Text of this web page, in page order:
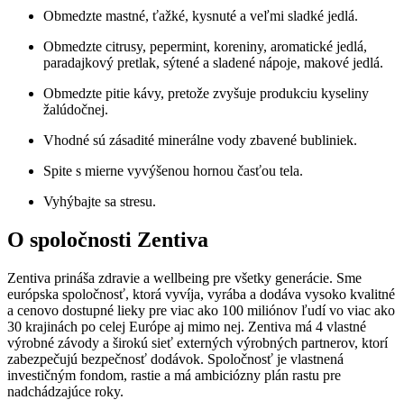
Obmedzte mastné, ťažké, kysnuté a veľmi sladké jedlá.
Obmedzte citrusy, pepermint, koreniny, aromatické jedlá,
paradajkový pretlak, sýtené a sladené nápoje, makové jedlá.
Obmedzte pitie kávy, pretože zvyšuje produkciu kyseliny
žalúdočnej.
Vhodné sú zásadité minerálne vody zbavené bubliniek.
Spite s mierne vyvýšenou hornou časťou tela.
Vyhýbajte sa stresu.
O spoločnosti Zentiva
Zentiva prináša zdravie a wellbeing pre všetky generácie. Sme
európska spoločnosť, ktorá vyvíja, vyrába a dodáva vysoko kvalitné
a cenovo dostupné lieky pre viac ako 100 miliónov ľudí vo viac ako
30 krajinách po celej Európe aj mimo nej. Zentiva má 4 vlastné
výrobné závody a širokú sieť externých výrobných partnerov, ktorí
zabezpečujú bezpečnosť dodávok. Spoločnosť je vlastnená
investičným fondom, rastie a má ambiciózny plán rastu pre
nadchádzajúce roky.